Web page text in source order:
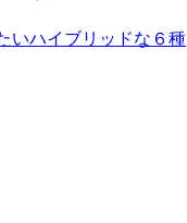
いハイブリッドな６種